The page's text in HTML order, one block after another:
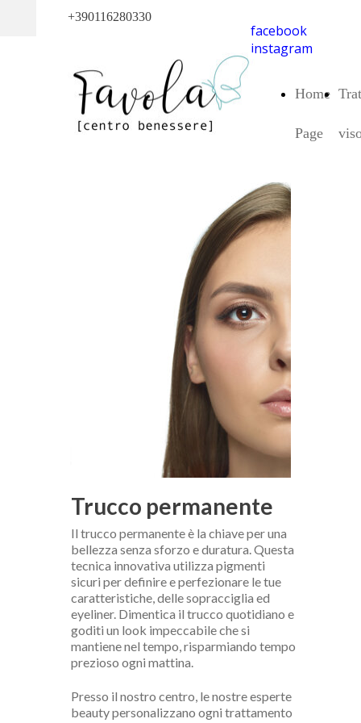
facebook
instagram
+390116280330
Home
Page
Trucco permanente
Il trucco permanente è la chiave per una
bellezza senza sforzo e duratura. Questa
tecnica innovativa utilizza pigmenti
sicuri per definire e perfezionare le tue
caratteristiche, delle sopracciglia ed
eyeliner. Dimentica il trucco quotidiano e
goditi un look impeccabile che si
mantiene nel tempo, risparmiando tempo
prezioso ogni mattina.
Presso il nostro centro, le nostre esperte
beauty personalizzano ogni trattamento